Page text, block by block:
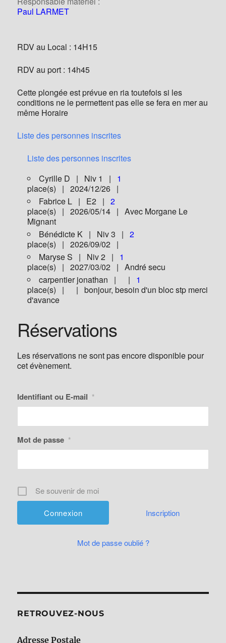
Paul LARMET
RDV au Local : 14H15
RDV au port : 14h45
Cette plongée est prévue en ria toutefois si les
conditions ne le permettent pas elle se fera en mer au
même Horaire
Liste des personnes inscrites
Liste des personnes inscrites
Cyrille D | Niv 1 | 1
place(s) | 2024/12/26 |
Fabrice L | E2 |2
place(s) | 2026/05/14 | Avec Morgane Le
Mignant
Bénédicte K | Niv 3 |2
place(s) | 2026/09/02 |
Maryse S | Niv 2 | 1
place(s) | 2027/03/02 | André secu
carpentier jonathan | | 1
place(s) | | bonjour, besoin d'un bloc stp merci
d'avance
Réservations
Les réservations ne sont pas encore disponible pour
cet évènement.
Identifiant ou E-mail *
Mot de passe *
Se souvenir de moi
Inscription
Mot de passe oublié ?
RETROUVEZ-NOUS
Adresse Postale